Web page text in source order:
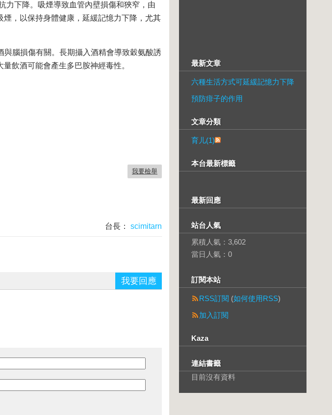
力下降。吸煙導致血管內壁損傷和狹窄，由
，以保持身體健康，延緩記憶力下降，尤其
腦損傷有關。長期攝入酒精會導致穀氨酸誘
飲酒可能會產生多巴胺神經毒性。
我要檢舉
台長：
scimitarn
我要回應
最新文章
六種生活方式可延緩記憶力下降
預防痱子的作用
文章分類
育儿(1)
本台最新標籤
最新回應
站台人氣
累積人氣： 3,602
當日人氣： 0
訂閱本站
RSS訂閱 (如何使用RSS)
加入訂閱
Kaza
連結書籤
目前沒有資料